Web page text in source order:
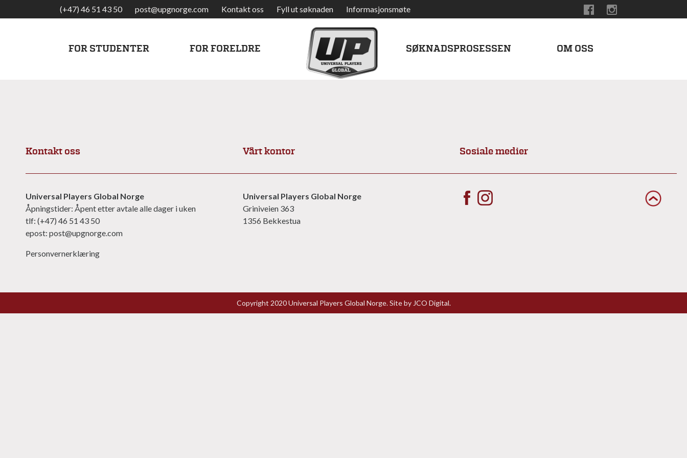
(+47) 46 51 43 50 post@upgnorge.com Kontakt oss Fyll ut søknaden Informasjonsmøte
FOR STUDENTER FOR FORELDRE SØKNADSPROSESSEN OM OSS
Kontakt oss
Universal Players Global Norge
Åpningstider: Åpent etter avtale alle dager i uken
tlf: (+47) 46 51 43 50
epost: post@upgnorge.com
Personvernerklæring
Vårt kontor
Universal Players Global Norge
Griniveien 363
1356 Bekkestua
Sosiale medier
Copyright 2020 Universal Players Global Norge. Site by JCO Digital.